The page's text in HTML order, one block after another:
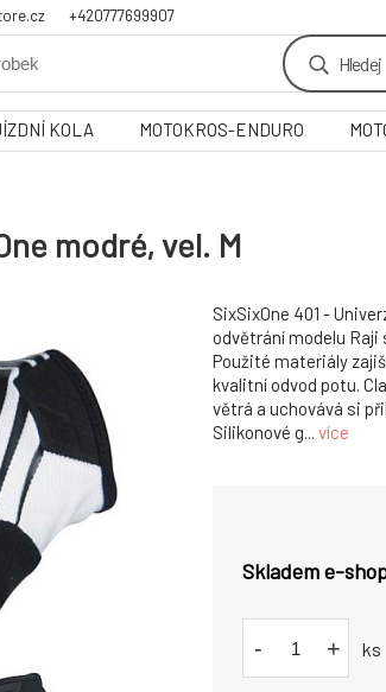
+420777699907
Hledej
KOLA MOTOKROS-ENDURO
modré, vel. M
SixSixOne 401 -
odvětrání modelu Raji
Použité materiály
kvalitní odvod potu.
větrá a uchovává si
Silikonové g... více
Skladem e-
- + ks